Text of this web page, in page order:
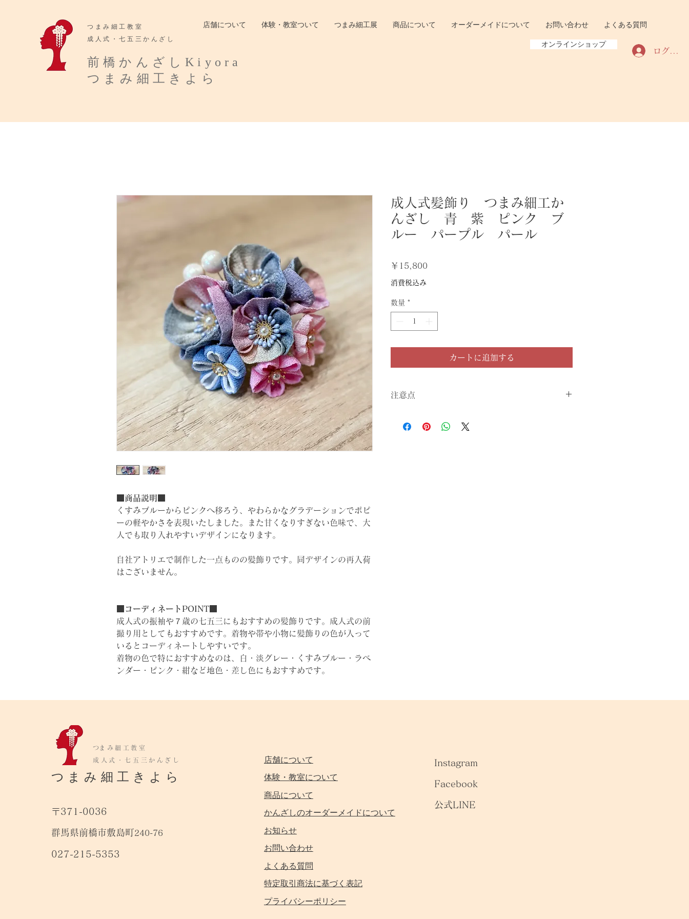
​つまみ細工教室
成人式・七五三かんざし
​前橋かんざしKiyora
​つまみ細工きよら
店舗について 体験・教室ついて つまみ細工展 商品について オーダーメイドについて お問い合わせ よくある質問
オンラインショップ
ログイン
■商品説明■
くすみブルーからピンクへ移ろう、やわらかなグラデーションでポピ
ーの軽やかさを表現いたしました。また甘くなりすぎない色味で、大
人でも取り入れやすいデザインになります。
自社アトリエで制作した一点ものの髪飾りです。同デザインの再入荷
はございません。
■コーディネートPOINT■
成人式の振袖や７歳の七五三にもおすすめの髪飾りです。成人式の前
撮り用としてもおすすめです。着物や帯や小物に髪飾りの色が入って
いるとコーディネートしやすいです。
着物の色で特におすすめなのは、白・淡グレー・くすみブルー・ラベ
ンダー・ピンク・紺など地色・差し色にもおすすめです。
成人式髪飾り つまみ細工か
んざし 青 紫 ピンク ブ
ルー パープル パール
￥15,800
消費税込み
数量 *
カートに追加する
注意点
実物と色の差がある場合があります。ご了承ください。
​つまみ細工教室
成人式・七五三かんざし
つまみ細工きよら
〒371-0036
群馬県前橋市敷島町240-76
027-215-5353
店舗について
体験・教室について
商品について
かんざしのオーダーメイドについて
お知らせ
お問い合わせ
よくある質問
特定取引商法に基づく表記
プライバシーポリシー
Instagram
Facebook
公式LINE